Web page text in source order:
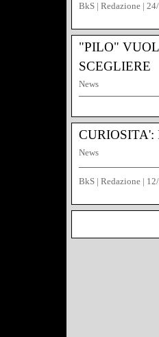
BkS | Redazione |
"PILO"
SCEGLIERE
News
News
BkS | Redazione |